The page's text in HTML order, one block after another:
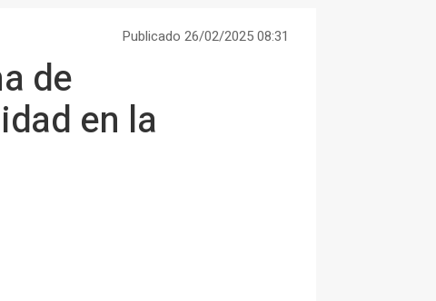
Publicado 26/02/2025 08:31
de
en la